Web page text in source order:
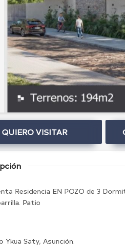
QUIERO VISITAR
Residencia EN POZO de 3
Patio
Ykua Saty, Asunción.